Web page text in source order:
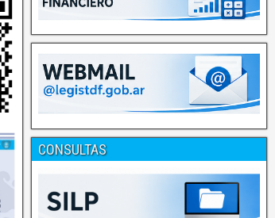
CONSULTAS